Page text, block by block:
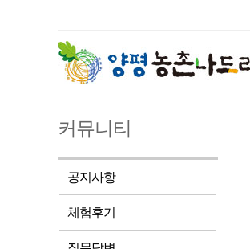
커뮤니티
공지사항
체험후기